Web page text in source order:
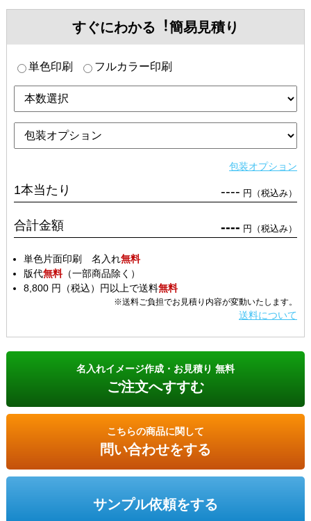
すぐにわかる︕簡易見積り
単色印刷 フルカラー印刷
包装オプション
1本当たり ---- 円（税込み）
合計金額 ---- 円（税込み）
単色片面印刷 名入れ無料
版代無料（一部商品除く）
8,800 円（税込）円以上で送料無料
※送料ご負担でお見積り内容が変動いたします。
送料について
名入れイメージ作成・お見積り 無料
ご注文へすすむ
こちらの商品に関して
問い合わせをする
サンプル依頼をする